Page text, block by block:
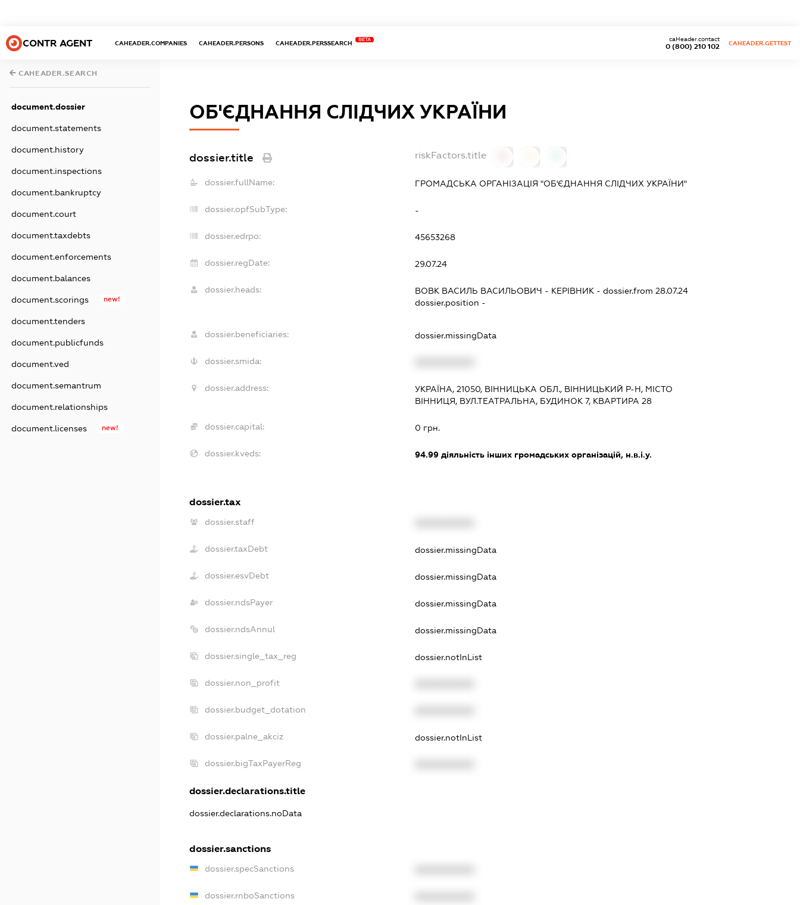
CONTR AGENT CAHEADER.COMPANIES CAHEADER.PERSONS CAHEADER.PERSSEARCH
BETA
0 (800) 210 102
caHeader.contact
CAHEADER.GETTEST
CAHEADER.SEARCH
document.dossier
document.statements
document.history
document.inspections
document.bankruptcy
document.court
document.taxdebts
document.enforcements
document.balances
document.scorings new!
document.tenders
document.publicfunds
document.ved
document.semantrum
document.relationships
document.licenses new!
ОБ'ЄДНАННЯ СЛІДЧИХ УКРАЇНИ
dossier.title riskFactors.title
dossier.fullName: ГРОМАДСЬКА ОРГАНІЗАЦІЯ "ОБ'ЄДНАННЯ СЛІДЧИХ УКРАЇНИ"
dossier.opfSubType: -
dossier.edrpo: 45653268
dossier.regDate: 29.07.24
dossier.heads: ВОВК ВАСИЛЬ ВАСИЛЬОВИЧ - КЕРІВНИК - dossier.from 28.07.24
dossier.position -
dossier.beneficiaries: dossier.missingData
dossier.smida:
dossier.address:
УКРАЇНА, 21050, ВІННИЦЬКА ОБЛ., ВІННИЦЬКИЙ Р-Н, МІСТО
ВІННИЦЯ, ВУЛ.ТЕАТРАЛЬНА, БУДИНОК 7, КВАРТИРА 28
dossier.capital: 0 грн.
dossier.kveds: 94.99 діяльність інших громадських організацій, н.в.і.у.
dossier.tax
dossier.staff
dossier.taxDebt dossier.missingData
dossier.esvDebt dossier.missingData
dossier.ndsPayer dossier.missingData
dossier.ndsAnnul dossier.missingData
dossier.single_tax_reg dossier.notInList
dossier.non_profit
dossier.budget_dotation
dossier.palne_akciz dossier.notInList
dossier.bigTaxPayerReg
dossier.declarations.title
dossier.declarations.noData
dossier.sanctions
dossier.specSanctions
dossier.rnboSanctions